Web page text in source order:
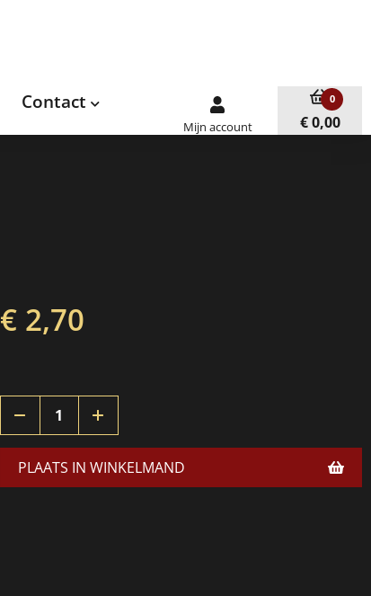
Contact
Mijn account
0
€ 0,00
€ 2,70
PLAATS IN WINKELMAND